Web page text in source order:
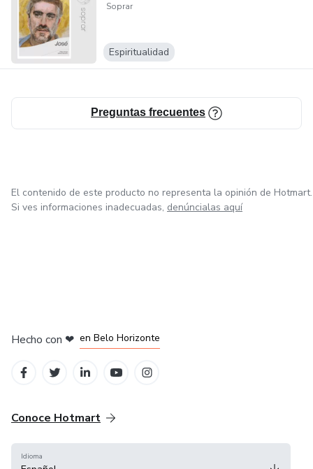
Soprar
Espiritualidad
Preguntas frecuentes
El contenido de este producto no representa la opinión de Hotmart.
Si ves informaciones inadecuadas, denúncialas aquí
Hecho con ❤ en Belo Horizonte
Conoce Hotmart
Idioma